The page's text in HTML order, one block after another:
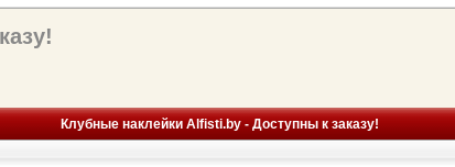
Клубные наклейки Alfisti.by - Доступны к заказу!